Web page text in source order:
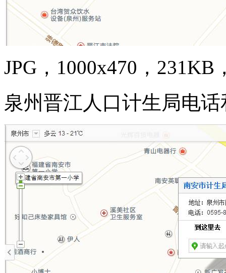
JPG，1000x470，231KB
泉州晋江人口计生局电话